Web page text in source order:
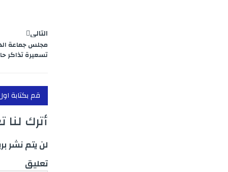
التالي
مجلس جماعة
تسعيرة تذاكر
قم بكتابة
أترك لنا
لن يتم نشر
تعليق